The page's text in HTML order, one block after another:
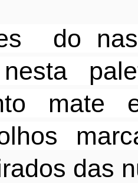
do
nesta
mate
das